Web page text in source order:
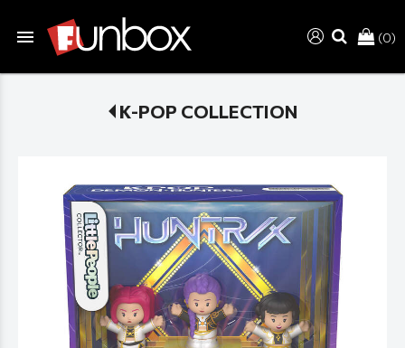
menu (0)
K-POP COLLECTION